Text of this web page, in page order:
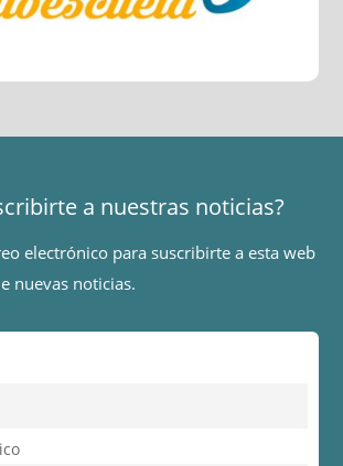
a nuestras noticias?
electrónico para suscribirte a esta web
nuevas noticias.